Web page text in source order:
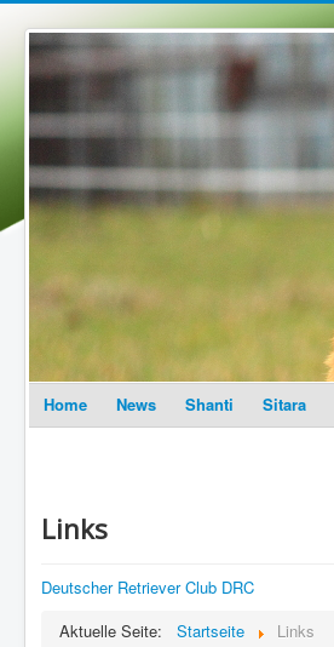
Home News Shanti Sitara
Links
Deutscher Retriever Club DRC
Aktuelle Seite:
Startseite Links